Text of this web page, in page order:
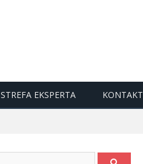
STREFA EKSPERTA KONTAKT